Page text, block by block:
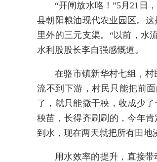
“开闸放水咯！”5月21日
县朝阳粮油现代农业园区。
里外的三元支渠。“以前，水
水利股股长李自强感慨道。
在骆市镇新华村七组，
流不到下游，村民只能把前
了，就只能撒干秧，收成少
秧苗，长得齐刷刷的，今年
到水，现在两天就把所有田地
用水效率的提升，直接